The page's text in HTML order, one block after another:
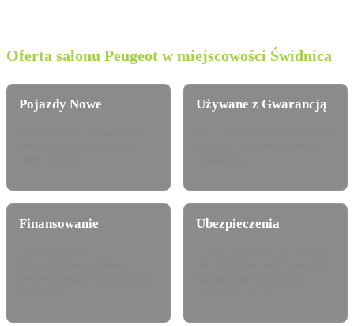
Oferta salonu Peugeot w miejscowości Świdnica
Pojazdy Nowe Używane z Gwarancją
Finansowanie Ubezpieczenia